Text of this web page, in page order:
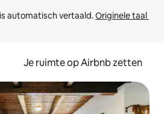
automatisch vertaald. Originele taal
Je ruimte op Airbnb zetten